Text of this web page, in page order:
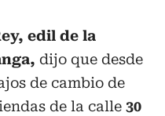
edil de la
dijo que desde
de cambio de
de la calle 30